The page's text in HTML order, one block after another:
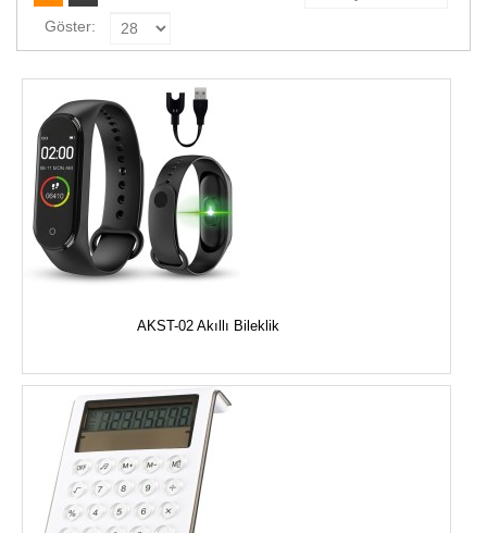
Göster:
AKST-02 Akıllı Bileklik